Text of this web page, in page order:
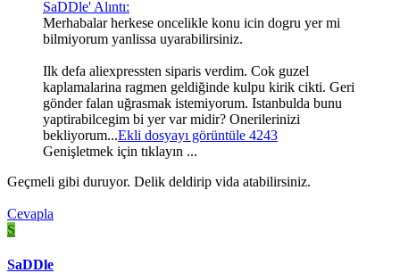
SaDDle' Alıntı:
Merhabalar herkese oncelikle konu icin dogru yer mi
bilmiyorum yanlissa uyarabilirsiniz.
Ilk defa aliexpressten siparis verdim. Cok guzel
kaplamalarina ragmen geldiğinde kulpu kirik cikti. Geri
gönder falan uğrasmak istemiyorum. Istanbulda bunu
yaptirabilcegim bi yer var midir? Onerilerinizi
bekliyorum...Ekli dosyayı görüntüle 4243
Genişletmek için tıklayın ...
Geçmeli gibi duruyor. Delik deldirip vida atabilirsiniz.
Cevapla
S
SaDDle